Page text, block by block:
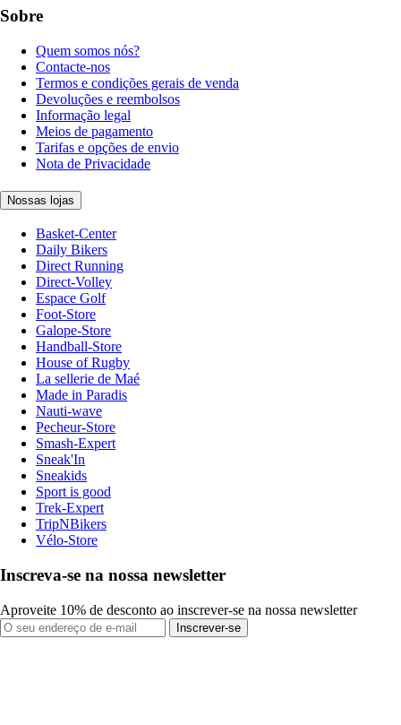
Sobre
Quem somos nós?
Contacte-nos
Termos e condições gerais de venda
Devoluções e reembolsos
Informação legal
Meios de pagamento
Tarifas e opções de envio
Nota de Privacidade
Nossas lojas
Basket-Center
Daily Bikers
Direct Running
Direct-Volley
Espace Golf
Foot-Store
Galope-Store
Handball-Store
House of Rugby
La sellerie de Maé
Made in Paradis
Nauti-wave
Pecheur-Store
Smash-Expert
Sneak'In
Sneakids
Sport is good
Trek-Expert
TripNBikers
Vélo-Store
Inscreva-se na nossa newsletter
Aproveite 10% de desconto ao inscrever-se na nossa newsletter
Inscrever-se